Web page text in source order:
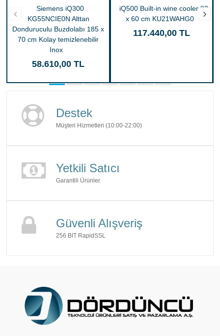
Siemens iQ300
KG55NCIE0N Alttan
Donduruculu Buzdolabı 185 x
70 cm Kolay temizlenebilir
Inox
58.610,00 TL
iQ500 Built-in wine cooler 82
x 60 cm KU21WAHG0
117.440,00 TL
Destek
Müşteri Hizmetleri (10:00-22:00)
Yetkili Satıcı
Garantili Ürünler
Güvenli Alışveriş
256 BIT RapidSSL